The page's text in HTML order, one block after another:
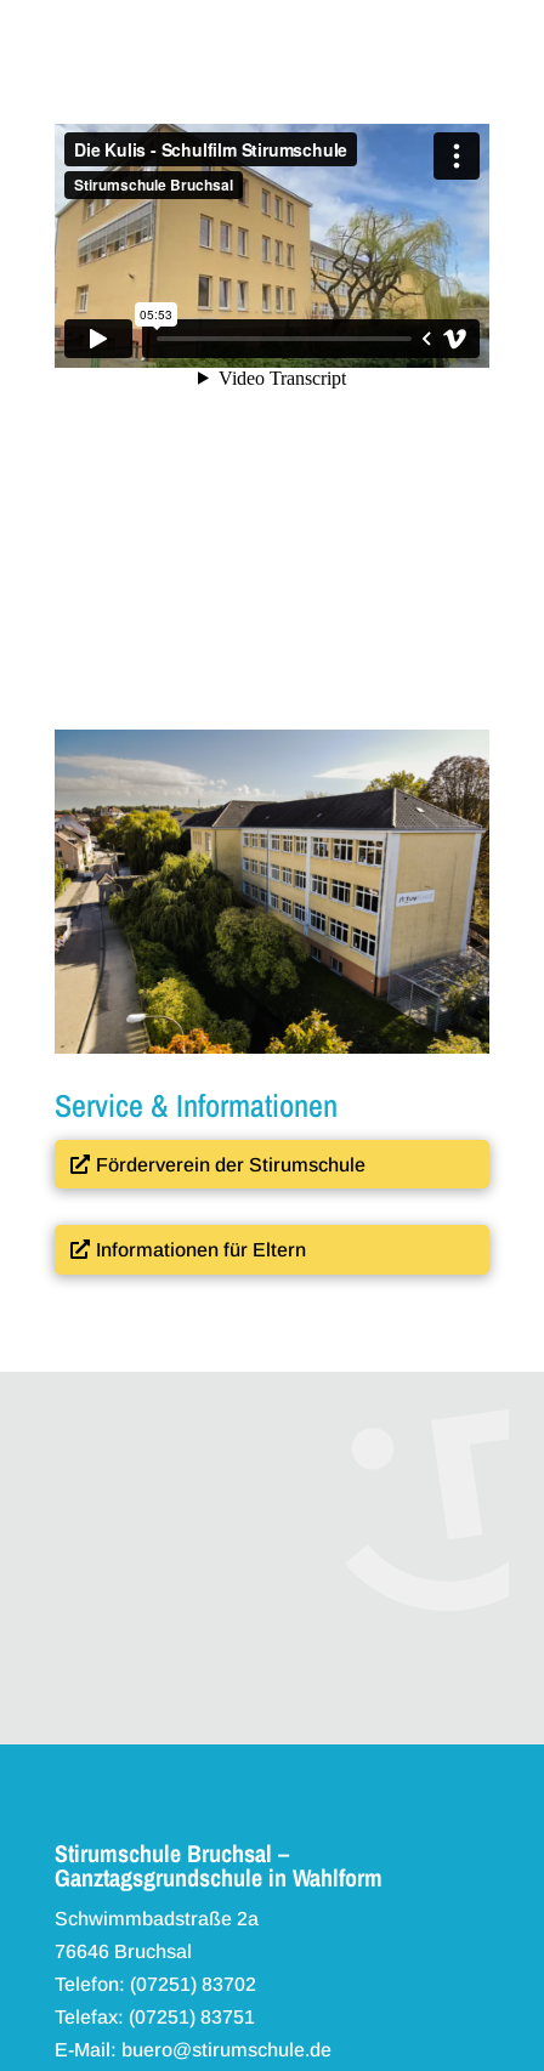
Service & Informationen
Förderverein der Stirumschule
Informationen für Eltern
Stirumschule Bruchsal –
Ganztagsgrundschule in Wahlform
Schwimmbadstraße 2a
76646 Bruchsal
Telefon: (07251) 83702
Telefax: (07251) 83751
E-Mail: buero@stirumschule.de